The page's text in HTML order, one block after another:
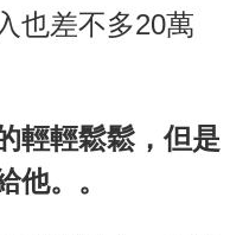
也差不多20萬
輕輕鬆鬆，但是
他。。